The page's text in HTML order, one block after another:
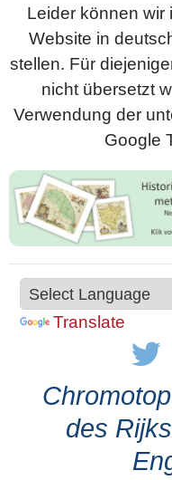
Leider können wir
Website in
stellen. Für
nicht übersetzt
Verwendung der
Google
Translate
des